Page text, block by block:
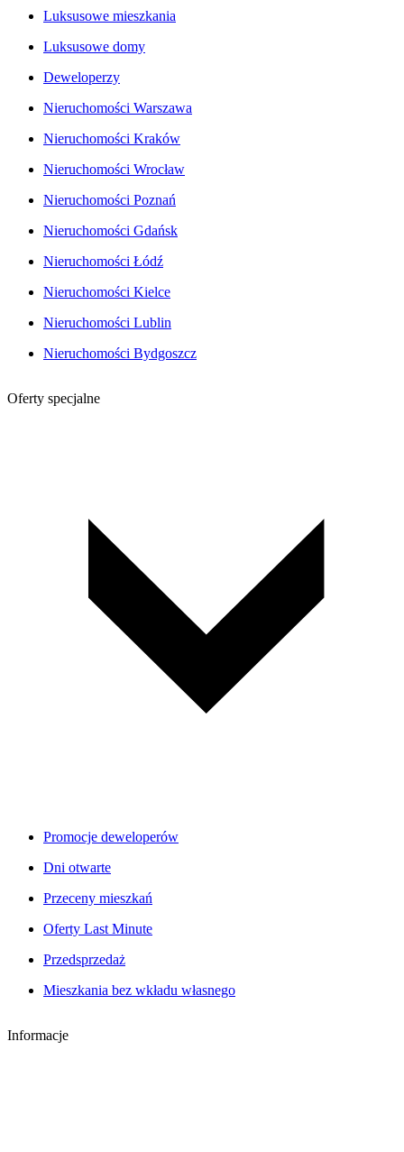
Luksusowe mieszkania
Luksusowe domy
Deweloperzy
Nieruchomości Warszawa
Nieruchomości Kraków
Nieruchomości Wrocław
Nieruchomości Poznań
Nieruchomości Gdańsk
Nieruchomości Łódź
Nieruchomości Kielce
Nieruchomości Lublin
Nieruchomości Bydgoszcz
Oferty specjalne
Promocje deweloperów
Dni otwarte
Przeceny mieszkań
Oferty Last Minute
Przedsprzedaż
Mieszkania bez wkładu własnego
Informacje